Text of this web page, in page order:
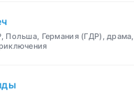
Польша, Германия (ГДР), драма,